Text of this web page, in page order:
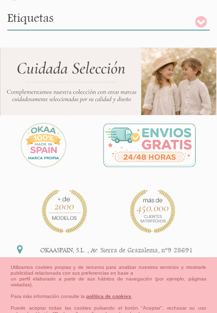
Etiquetas
OKAASPAIN, S.L. ,Av. Sierra de Grazalema, nº9 28691
+34 91 113 89 09
Utilizamos cookies propias y de terceros para analizar nuestros servicios y mostrarle
publicidad relacionada con sus preferencias en base a
un perfil elaborado a partir de sus hábitos de navegación (por ejemplo, páginas
visitadas).
Para más información consulte lapolítica de cookies
Puede aceptar todas las cookies pulsando el botón "Aceptar", rechazar su uso